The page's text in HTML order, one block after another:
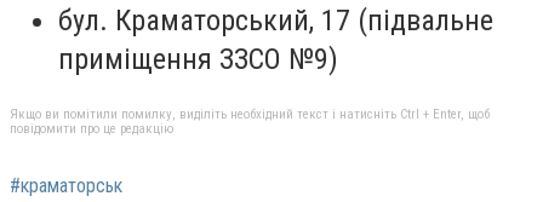
бул. Краматорський, 17 (підвальне
приміщення ЗЗСО №9)
Якщо ви помітили помилку, виділіть необхідний текст і натисніть Ctrl + Enter, щоб
повідомити про це редакцію
#краматорськ